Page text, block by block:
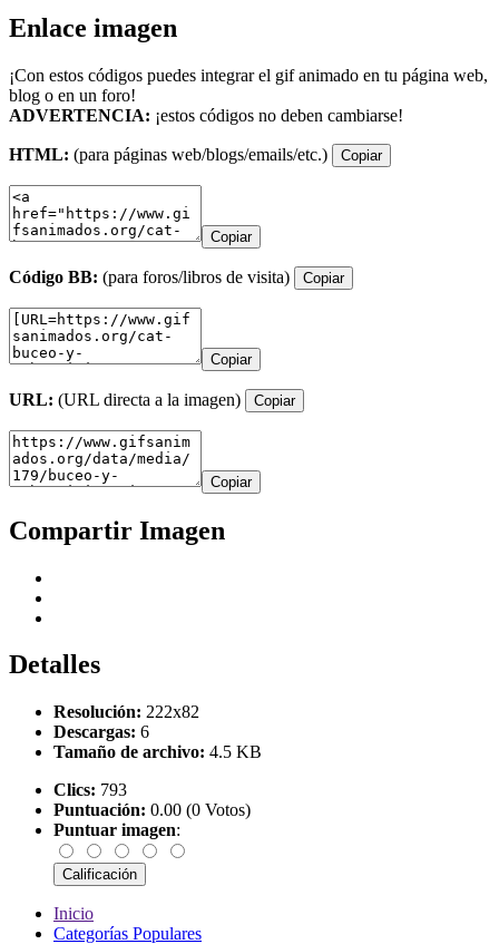
Enlace imagen
¡Con estos códigos puedes integrar el gif animado en tu página web,
blog o en un foro!
ADVERTENCIA: ¡estos códigos no deben cambiarse!
HTML: (para páginas web/blogs/emails/etc.) Copiar
Copiar
Código BB: (para foros/libros de visita) Copiar
Copiar
URL: (URL directa a la imagen) Copiar
Copiar
Compartir Imagen
Detalles
Resolución: 222x82
Descargas: 6
Tamaño de archivo: 4.5 KB
Clics: 793
Puntuación: 0.00 (0 Votos)
Puntuar imagen:
Inicio
Categorías Populares